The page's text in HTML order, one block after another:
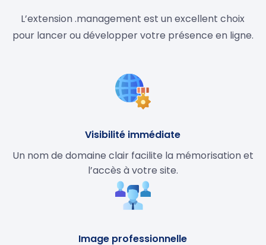
L’extension .management est un excellent choix
pour lancer ou développer votre présence en ligne.
Visibilité immédiate
Un nom de domaine clair facilite la mémorisation et
l’accès à votre site.
Image professionnelle